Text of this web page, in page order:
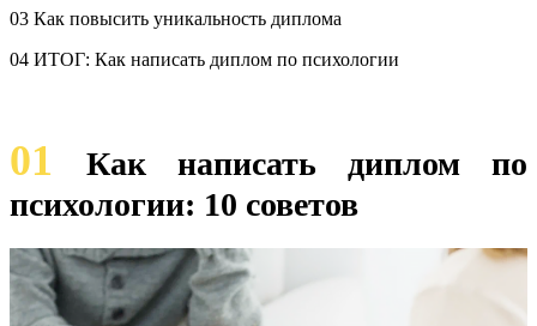
03 Как повысить уникальность диплома
04 ИТОГ: Как написать диплом по психологии
01
Как написать диплом по
психологии: 10 советов